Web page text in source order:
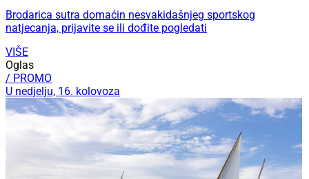
Brodarica sutra domaćin nesvakidašnjeg sportskog
natjecanja, prijavite se ili dođite pogledati
VIŠE
Oglas
/ PROMO
U nedjelju, 16. kolovoza